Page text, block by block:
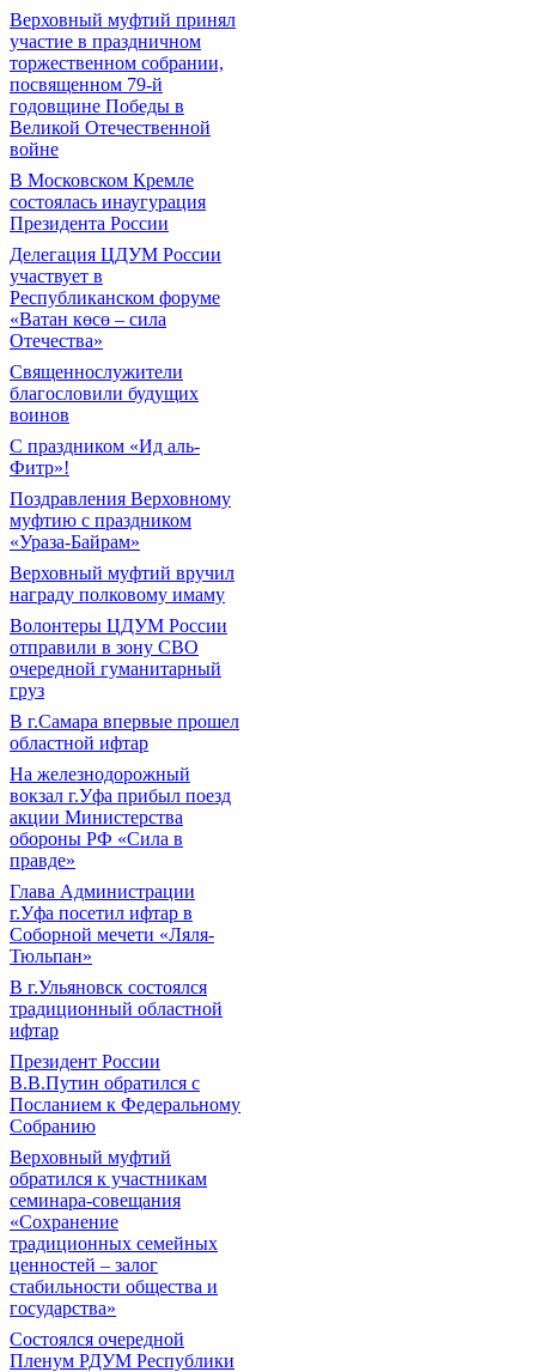
Верховный муфтий принял
участие в праздничном
торжественном собрании,
посвященном 79-й
годовщине Победы в
Великой Отечественной
войне
В Московском Кремле
состоялась инаугурация
Президента России
Делегация ЦДУМ России
участвует в
Республиканском форуме
«Ватан көсө – сила
Отечества»
Священнослужители
благословили будущих
воинов
С праздником «Ид аль-
Фитр»!
Поздравления Верховному
муфтию с праздником
«Ураза-Байрам»
Верховный муфтий вручил
награду полковому имаму
Волонтеры ЦДУМ России
отправили в зону СВО
очередной гуманитарный
груз
В г.Самара впервые прошел
областной ифтар
На железнодорожный
вокзал г.Уфа прибыл поезд
акции Министерства
обороны РФ «Сила в
правде»
Глава Администрации
г.Уфа посетил ифтар в
Соборной мечети «Ляля-
Тюльпан»
В г.Ульяновск состоялся
традиционный областной
ифтар
Президент России
В.В.Путин обратился с
Посланием к Федеральному
Собранию
Верховный муфтий
обратился к участникам
семинара-совещания
«Сохранение
традиционных семейных
ценностей – залог
стабильности общества и
государства»
Состоялся очередной
Пленум РДУМ Республики